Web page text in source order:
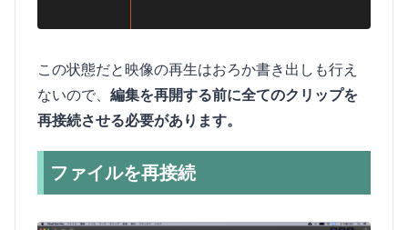
この状態だと映像の再生はおろか書き出しも行え
ないので、 編集を再開する前に全てのクリップを
再接続させる必要があります。
ファイルを再接続